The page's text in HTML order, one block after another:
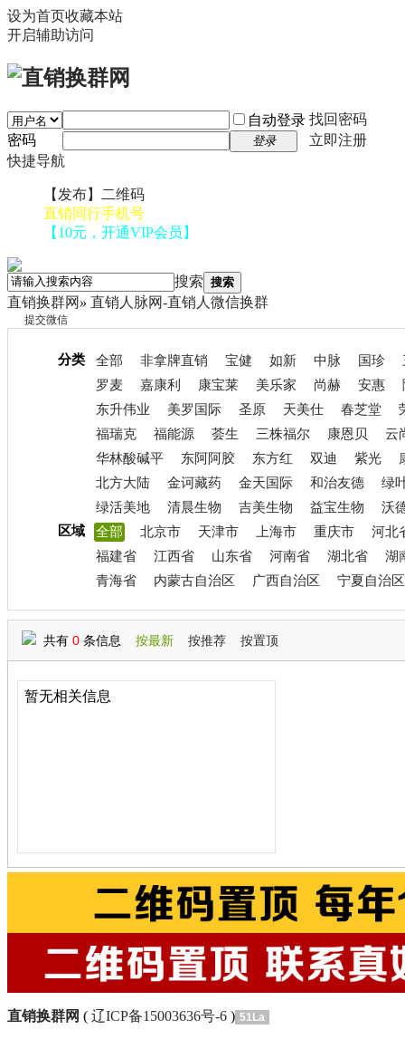
设为首页收藏本站
开启辅助访问
自动登录 找回密码
密码
登录
立即注册
快捷导航
【发布】二维码
直销同行手机号
【10元，开通VIP会员】
搜索 搜索
直销换群网 » 直销人脉网-直销人微信换群
提交微信
分类 全部 非拿牌直销 宝健 如新 中脉 国珍
罗麦
嘉康利 康宝莱 美乐家 尚赫 安惠
东升伟业
美罗国际 圣原 天美仕 春芝堂
福瑞克
福能源 荟生 三株福尔 康恩贝
云
华林酸碱平
东阿阿胶 东方红 双迪 紫光
北方大陆
金诃藏药 金天国际 和治友德
绿
绿活美地
清晨生物 吉美生物 益宝生物
沃
区域
全部 北京市 天津市 上海市 重庆市
河北
福建省
江西省 山东省 河南省 湖北省
湖
青海省
内蒙古自治区 广西自治区 宁夏自治区
共有 0 条信息 按最新 按推荐 按置顶
暂无相关信息
直销换群网 ( 辽ICP备15003636号-6 ) 51La